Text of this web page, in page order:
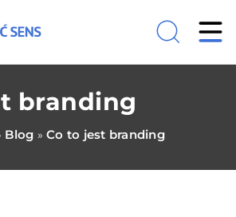
branding
Blog » Co to jest branding